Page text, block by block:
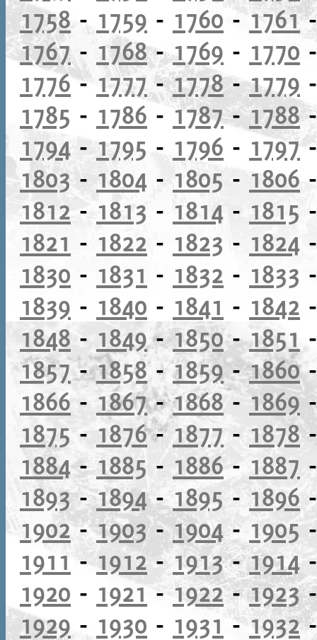
1758- 1759 - 1760 - 1761
1767- 1768-1769 - 1770
1776- 1777-1778-1779
1785 - 1786 - 1787-1788
1794-1795 - 1796 - 1797
1803- 1804 - 1805 - 1806
1812 - 1813 - 1814 - 1815
1821 - 1822 - 1823 - 1824
1830 - 1831 - 1832 - 1833
1839 - 1840 - 1841 - 1842
1848 - 1849-1850-1851
1857-1858-1859-1860
1866 - 1867-1868-1869
1875 - 1876-1877- 1878
1884-1885 - 1886- 1887
1893-1894-1895- 1896
1902-1903-1904- 1905
1911 -1912- 1913-1914
1920 - 1921-1922-1923
1929 - 1930 - 1931 -1932